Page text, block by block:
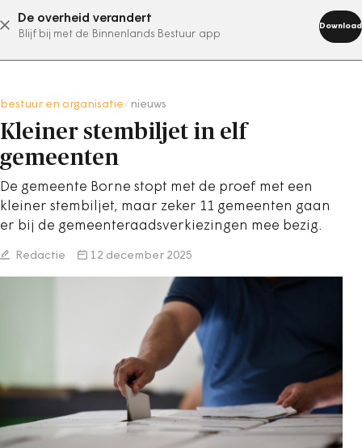
De overheid verandert
Blijf bij met de Binnenlands Bestuur app
Download
abonneer nu
bestuur en organisatie nieuws
Kleiner stembiljet in elf
gemeenten
De gemeente Borne stopt met de proef met een
kleiner stembiljet, maar zeker 11 gemeenten gaan
er bij de gemeenteraadsverkiezingen mee bezig.
Redactie 12 december 2025